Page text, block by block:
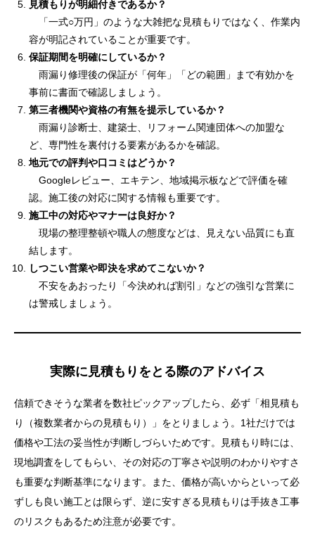
見積もりが明細付きであるか？
「一式○万円」のような大雑把な見積もりではなく、作業内
容が明記されていることが重要です。
保証期間を明確にしているか？
雨漏り修理後の保証が「何年」「どの範囲」まで有効かを
事前に書面で確認しましょう。
第三者機関や資格の有無を提示しているか？
雨漏り診断士、建築士、リフォーム関連団体への加盟な
ど、専門性を裏付ける要素があるかを確認。
地元での評判や口コミはどうか？
Googleレビュー、エキテン、地域掲示板などで評価を確
認。施工後の対応に関する情報も重要です。
施工中の対応やマナーは良好か？
現場の整理整頓や職人の態度などは、見えない品質にも直
結します。
しつこい営業や即決を求めてこないか？
不安をあおったり「今決めれば割引」などの強引な営業に
は警戒しましょう。
実際に見積もりをとる際のアドバイス
信頼できそうな業者を数社ピックアップしたら、必ず「相見積も
り（複数業者からの見積もり）」をとりましょう。1社だけでは
価格や工法の妥当性が判断しづらいためです。見積もり時には、
現地調査をしてもらい、その対応の丁寧さや説明のわかりやすさ
も重要な判断基準になります。また、価格が高いからといって必
ずしも良い施工とは限らず、逆に安すぎる見積もりは手抜き工事
のリスクもあるため注意が必要です。